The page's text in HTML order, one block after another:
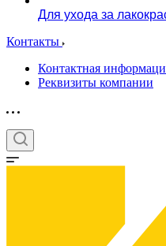
Для ухода за
Контакты
Контактная
Реквизиты компании